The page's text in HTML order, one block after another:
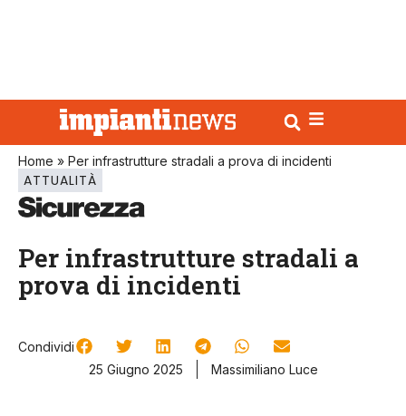
Home » Per infrastrutture stradali a prova di incidenti
ATTUALITÀ
Per infrastrutture stradali a
prova di incidenti
Condividi
25 Giugno 2025
Massimiliano Luce